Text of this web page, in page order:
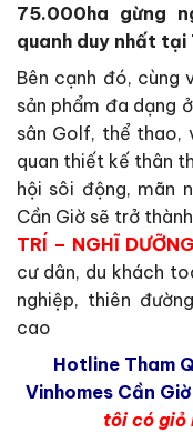
75.000ha gừng
quanh duy nhất tại
Bên cạnh đó, cùng
sản phẩm đa dạng
sân Golf, thể thao,
quan thiết kế thân
hội sôi động, mãn
Cần Giờ sẽ trở thành
TRÍ – NGHĨ
cư dân, du khách
nghiệp, thiên
cao
Hotline Tham
Vinhomes Cần Giờ
tôi có giỏ